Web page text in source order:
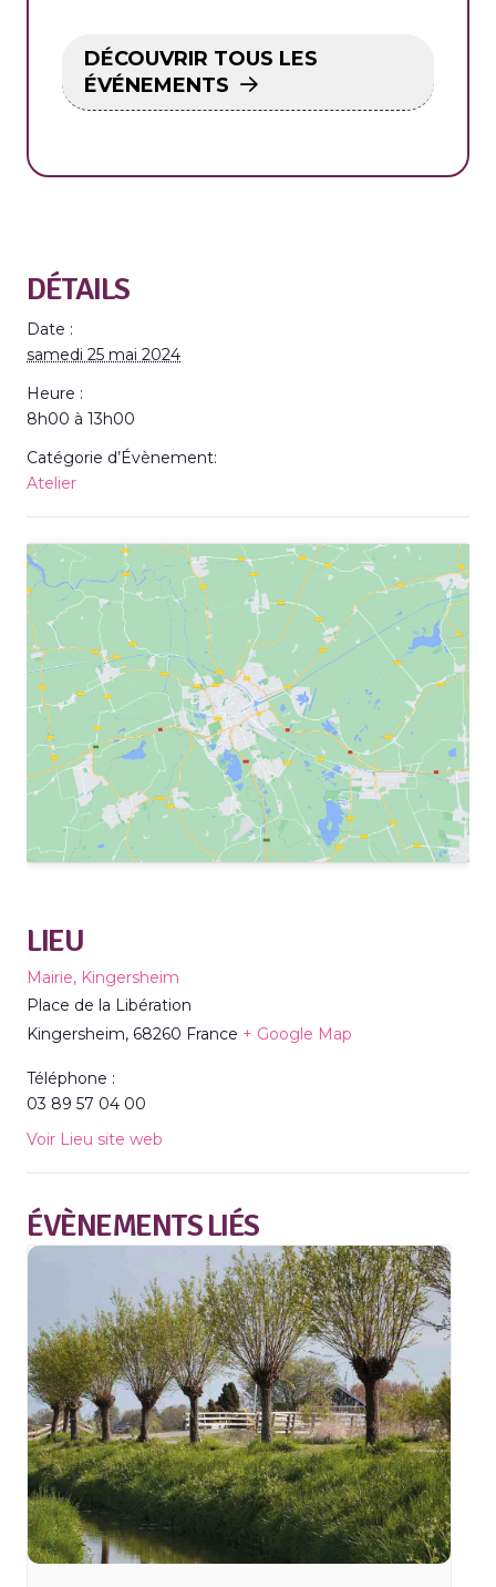
DÉCOUVRIR TOUS LES
ÉVÉNEMENTS
DÉTAILS
Date :
samedi 25 mai 2024
Heure :
8h00 à 13h00
Catégorie d’Évènement:
Atelier
LIEU
Mairie, Kingersheim
Place de la Libération
Kingersheim, 68260 France + Google Map
Téléphone :
03 89 57 04 00
Voir Lieu site web
ÉVÈNEMENTS LIÉS